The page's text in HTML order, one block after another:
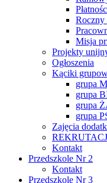
Roczny
Misja
Projekty
Ogłoszenia
Kąciki
grupa
grupa
grupa
grupa
Zajęcia
Kontakt
Przedszkole Nr 2
Kontakt
Przedszkole Nr 3